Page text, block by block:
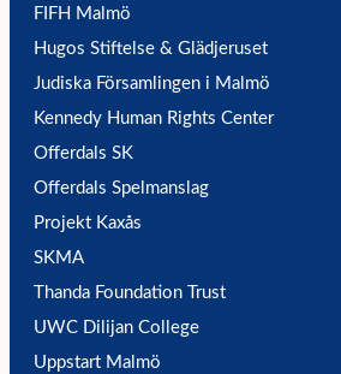
FIFH Malmö
Hugos Stiftelse & Glädjeruset
Judiska Församlingen i Malmö
Kennedy Human Rights Center
Offerdals SK
Offerdals Spelmanslag
Projekt Kaxås
SKMA
Thanda Foundation Trust
UWC Dilijan College
Uppstart Malmö